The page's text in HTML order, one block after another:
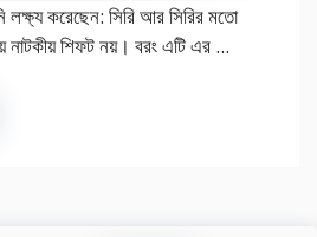
করেছেন: সিরি আর সিরির মতো
নাটকীয় শিফট নয়। বরং এটি এর ...